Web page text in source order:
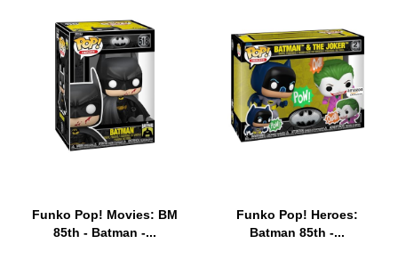
Funko Pop! Movies: BM
85th - Batman -...
Funko Pop! Heroes:
Batman 85th -...